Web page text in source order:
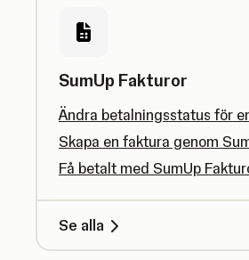
SumUp Fakturor
Ändra betalningsstatus för
Skapa en faktura genom
Få betalt med SumUp
Se alla